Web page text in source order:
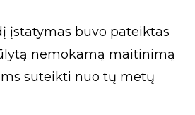
įstatymas buvo pateiktas
nemokamą maitinimą
suteikti nuo tų metų